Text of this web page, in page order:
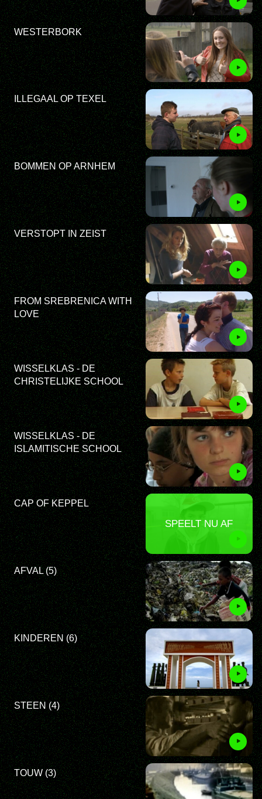
WESTERBORK
ILLEGAAL OP TEXEL
BOMMEN OP ARNHEM
VERSTOPT IN ZEIST
FROM SREBRENICA WITH
LOVE
WISSELKLAS - DE
CHRISTELIJKE SCHOOL
WISSELKLAS - DE
ISLAMITISCHE SCHOOL
SPEELT NU AF
CAP OF KEPPEL
AFVAL (5)
KINDEREN (6)
STEEN (4)
TOUW (3)